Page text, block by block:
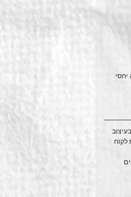
לקוח